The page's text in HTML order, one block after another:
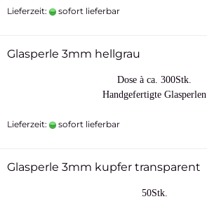
Lieferzeit: sofort lieferbar
Glasperle 3mm hellgrau
Dose à ca. 300Stk.
Handgefertigte Glasperlen
Lieferzeit: sofort lieferbar
Glasperle 3mm kupfer transparent
50Stk.